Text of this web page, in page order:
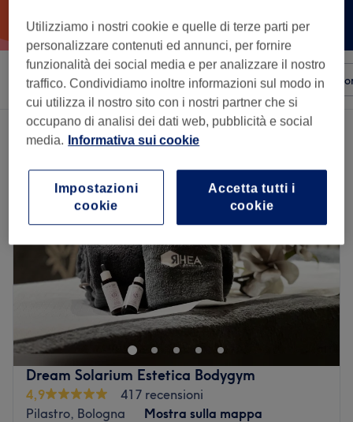
Ordina per Qualsiasi prezzo Servizi Brand
Un salone che offre:centro benessere vicino Pilastro, Bologna
Dream Solarium Estetica Bodygym
4,9
417 recensioni
Pilastro, Bologna
Mostra sulla mappa
Utilizziamo i nostri cookie e quelle di terze parti per
personalizzare contenuti ed annunci, per fornire
funzionalità dei social media e per analizzare il nostro
traffico. Condividiamo inoltre informazioni sul modo in
cui utilizza il nostro sito con i nostri partner che si
occupano di analisi dei dati web, pubblicità e social
media. Informativa sui cookie
Accetta tutti i
cookie
Impostazioni
cookie